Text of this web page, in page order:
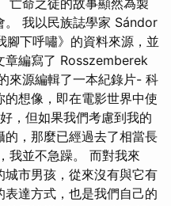
亡命之徒的故事顯然為製
。 我以民族誌學家 Sándor
腳下呼嘯》的資料來源，並
章編寫了 Rosszemberek
來源編輯了一本紀錄片- 科
想像，即在電影世界中使
，但如果我們考慮到我的
，那麼已經過去了相當長
我並不急躁。 而對我來
市男孩，從來沒有與它有
達方式，也是我們自己的